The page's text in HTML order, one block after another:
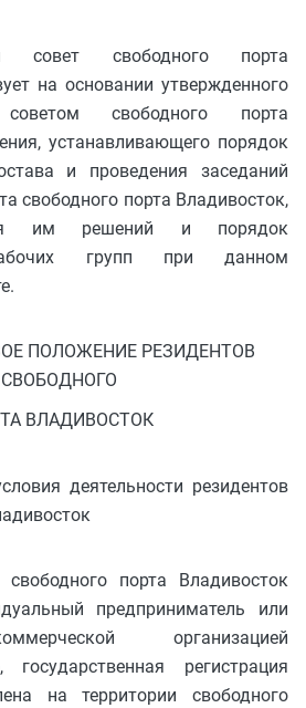
совет свободного порта
на основании утвержденного
свободного порта
устанавливающего порядок
и проведения заседаний
свободного порта Владивосток,
им решений и порядок
групп при данном
ПОЛОЖЕНИЕ РЕЗИДЕНТОВ
СВОБОДНОГО
ВЛАДИВОСТОК
деятельности резидентов
порта Владивосток
предприниматель или
организацией
регистрация
на территории свободного